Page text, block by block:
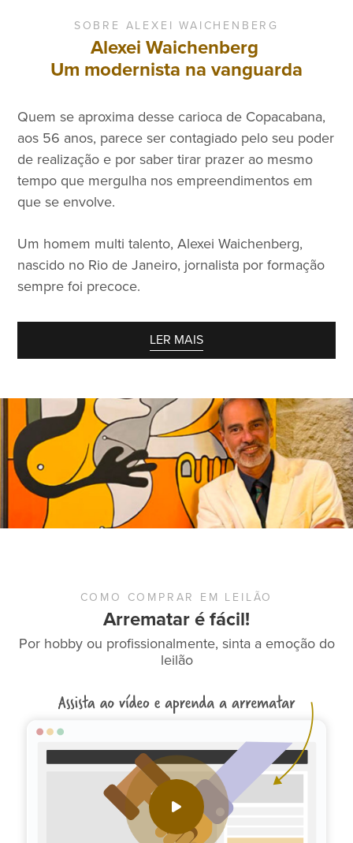
SOBRE ALEXEI WAICHENBERG
Alexei Waichenberg
Um modernista na vanguarda
Quem se aproxima desse carioca de Copacabana,
aos 56 anos, parece ser contagiado pelo seu poder
de realização e por saber tirar prazer ao mesmo
tempo que mergulha nos empreendimentos em
que se envolve.
Um homem multi talento, Alexei Waichenberg,
nascido no Rio de Janeiro, jornalista por formação
sempre foi precoce.
LER MAIS
COMO COMPRAR EM LEILÃO
Arrematar é fácil!
Por hobby ou profissionalmente, sinta a emoção do
leilão